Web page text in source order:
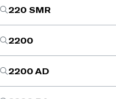
220 SMR
2200
2200 AD